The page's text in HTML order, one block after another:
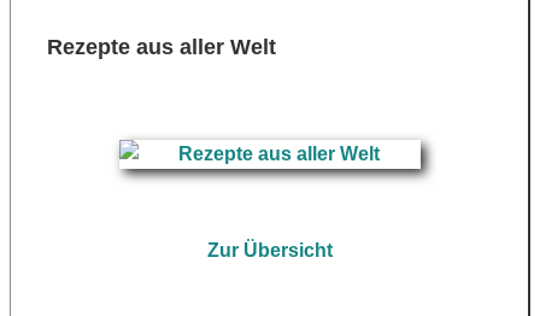
Rezepte aus aller Welt
Zur Übersicht